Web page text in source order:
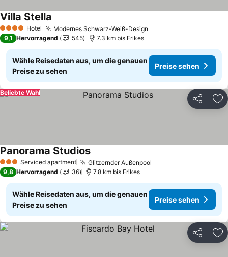
4 Sterne Hotel Modernes Schwarz-Weiß-Design
Villa Stella
9,1 Hervorragend 545 7.3 km bis Frikes
Wähle Reisedaten aus, um die genauen
Preise zu sehen
Preise sehen
Teilen
Beliebte Wahl
3 SterneServiced apartment Glitzernder Außenpool
Panorama Studios
9,8 Hervorragend 36 7.8 km bis Frikes
Wähle Reisedaten aus, um die genauen
Preise zu sehen
Preise sehen
Teilen